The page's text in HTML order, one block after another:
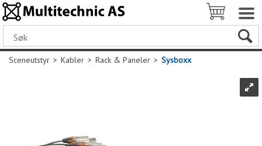
Sceneutstyr>Kabler>Rack & Paneler>Sysboxx